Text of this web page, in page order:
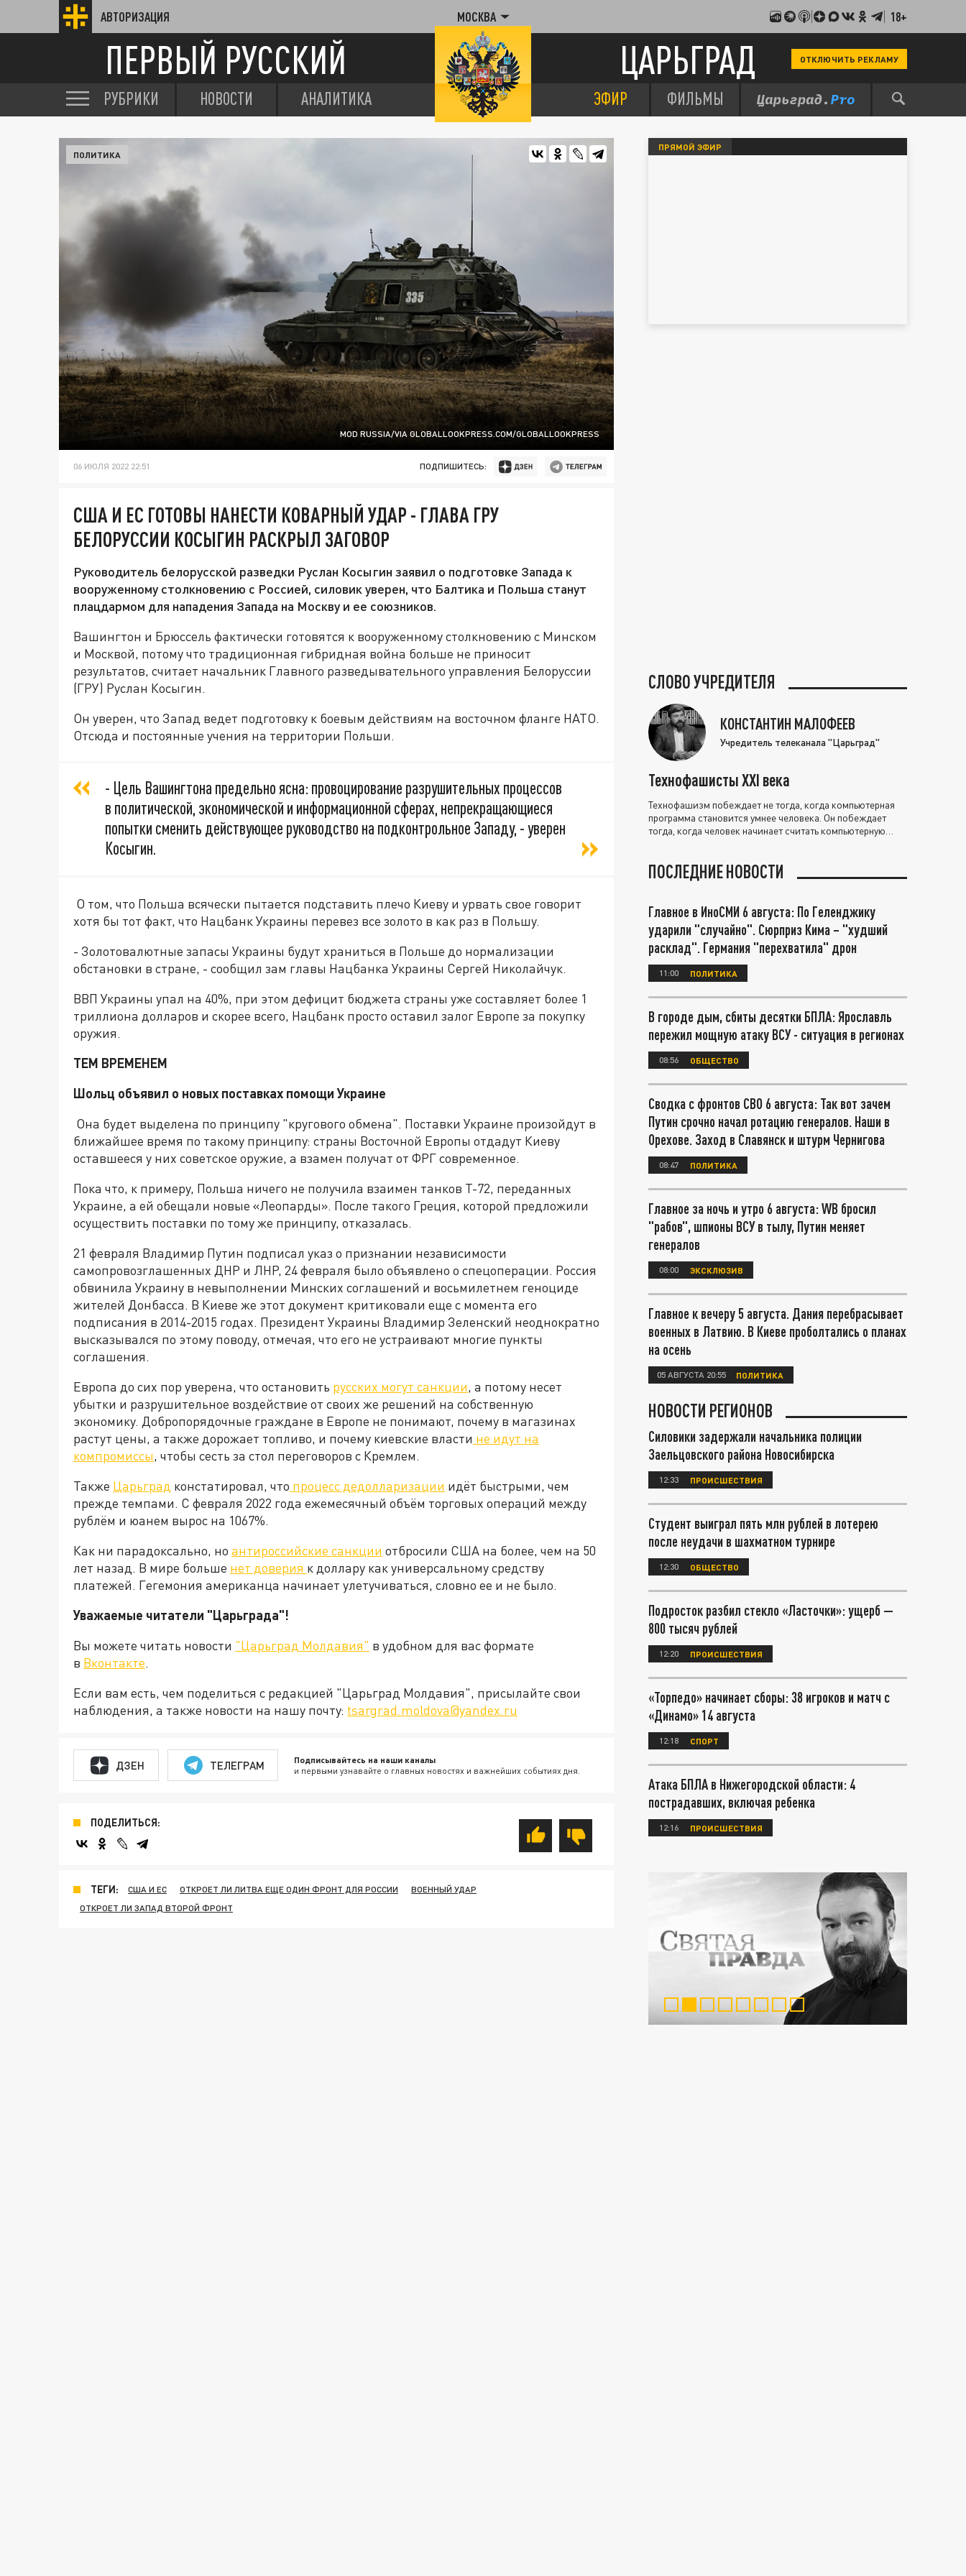
АВТОРИЗАЦИЯ МОСКВА 18+
ПЕРВЫЙ РУССКИЙ ЦАРЬГРАД ОТКЛЮЧИТЬ РЕКЛАМУ
РУБРИКИ НОВОСТИ АНАЛИТИКА ЭФИР ФИЛЬМЫ
MOD RUSSIA/VIA GLOBALLOOKPRESS.COM/GLOBALLOOKPRESS
ПОЛИТИКА
06 ИЮЛЯ 2022 22:51 ПОДПИШИТЕСЬ:
США И ЕС ГОТОВЫ НАНЕСТИ КОВАРНЫЙ УДАР - ГЛАВА ГРУ
БЕЛОРУССИИ КОСЫГИН РАСКРЫЛ ЗАГОВОР
Руководитель белорусской разведки Руслан Косыгин заявил о подготовке Запада к
вооруженному столкновению с Россией, силовик уверен, что Балтика и Польша станут
плацдармом для нападения Запада на Москву и ее союзников.
Вашингтон и Брюссель фактически готовятся к вооруженному столкновению с Минском
и Москвой, потому что традиционная гибридная война больше не приносит
результатов, считает начальник Главного разведывательного управления Белоруссии
(ГРУ) Руслан Косыгин.
Он уверен, что Запад ведет подготовку к боевым действиям на восточном фланге НАТО.
Отсюда и постоянные учения на территории Польши.
- Цель Вашингтона предельно ясна: провоцирование разрушительных процессов
в политической, экономической и информационной сферах, непрекращающиеся
попытки сменить действующее руководство на подконтрольное Западу, - уверен
Косыгин.
О том, что Польша всячески пытается подставить плечо Киеву и урвать свое говорит
хотя бы тот факт, что Нацбанк Украины перевез все золото в как раз в Польшу.
- Золотовалютные запасы Украины будут храниться в Польше до нормализации
обстановки в стране, - сообщил зам главы Нацбанка Украины Сергей Николайчук.
ВВП Украины упал на 40%, при этом дефицит бюджета страны уже составляет более 1
триллиона долларов и скорее всего, Нацбанк просто оставил залог Европе за покупку
оружия.
ТЕМ ВРЕМЕНЕМ
Шольц объявил о новых поставках помощи Украине
Она будет выделена по принципу "кругового обмена". Поставки Украине произойдут в
ближайшее время по такому принципу: страны Восточной Европы отдадут Киеву
оставшееся у них советское оружие, а взамен получат от ФРГ современное.
Пока что, к примеру, Польша ничего не получила взаимен танков Т-72, переданных
Украине, а ей обещали новые «Леопарды». После такого Греция, которой предложили
осуществить поставки по тому же принципу, отказалась.
21 февраля Владимир Путин подписал указ о признании независимости
самопровозглашенных ДНР и ЛНР, 24 февраля было объявлено о спецоперации. Россия
обвинила Украину в невыполнении Минских соглашений и восьмилетнем геноциде
жителей Донбасса. В Киеве же этот документ критиковали еще с момента его
подписания в 2014-2015 годах. Президент Украины Владимир Зеленский неоднократно
высказывался по этому поводу, отмечая, что его не устраивают многие пункты
соглашения.
Европа до сих пор уверена, что остановить русских могут санкции, а потому несет
убытки и разрушительное воздействие от своих же решений на собственную
экономику. Добропорядочные граждане в Европе не понимают, почему в магазинах
растут цены, а также дорожает топливо, и почему киевские власти не идут на
компромиссы, чтобы сесть за стол переговоров с Кремлем.
Также Царьград констатировал, что процесс дедолларизации идёт быстрыми, чем
прежде темпами. С февраля 2022 года ежемесячный объём торговых операций между
рублём и юанем вырос на 1067%.
Как ни парадоксально, но антироссийские санкции отбросили США на более, чем на 50
лет назад. В мире больше нет доверия к доллару как универсальному средству
платежей. Гегемония американца начинает улетучиваться, словно ее и не было.
Уважаемые читатели "Царьграда"!
Вы можете читать новости "Царьград Молдавия" в удобном для вас формате
в Вконтакте.
Если вам есть, чем поделиться с редакцией "Царьград Молдавия", присылайте свои
наблюдения, а также новости на нашу почту: tsargrad.moldova@yandex.ru
ДЗЕН ТЕЛЕГРАМ Подписывайтесь на наши каналы
и первыми узнавайте о главных новостях и важнейших событиях дня.
ПОДЕЛИТЬСЯ:
ТЕГИ: США И ЕС ОТКРОЕТ ЛИ ЛИТВА ЕЩЕ ОДИН ФРОНТ ДЛЯ РОССИИ
ВОЕННЫЙ УДАР
ОТКРОЕТ ЛИ ЗАПАД ВТОРОЙ ФРОНТ
ПРЯМОЙ ЭФИР
СЛОВО УЧРЕДИТЕЛЯ
КОНСТАНТИН МАЛОФЕЕВ
Учредитель телеканала "Царьград"
Технофашисты XXI века
Технофашизм побеждает не тогда, когда компьютерная
программа становится умнее человека. Он побеждает
тогда, когда человек начинает считать компьютерную
ПОСЛЕДНИЕ НОВОСТИ
Главное в ИноСМИ 6 августа: По Геленджику
ударили "случайно". Сюрприз Кима – "худший
расклад". Германия "перехватила" дрон
11:00 ПОЛИТИКА
В городе дым, сбиты десятки БПЛА: Ярославль
пережил мощную атаку ВСУ - ситуация в регионах
08:56 ОБЩЕСТВО
Сводка с фронтов СВО 6 августа: Так вот зачем
Путин срочно начал ротацию генералов. Наши в
Орехове. Заход в Славянск и штурм Чернигова
08:47 ПОЛИТИКА
Главное за ночь и утро 6 августа: WB бросил
"рабов", шпионы ВСУ в тылу, Путин меняет
генералов
08:00 ЭКСКЛЮЗИВ
Главное к вечеру 5 августа. Дания перебрасывает
военных в Латвию. В Киеве проболтались о планах
на осень
05 АВГУСТА 20:55 ПОЛИТИКА
НОВОСТИ РЕГИОНОВ
Силовики задержали начальника полиции
Заельцовского района Новосибирска
12:33 ПРОИСШЕСТВИЯ
Студент выиграл пять млн рублей в лотерею
после неудачи в шахматном турнире
12:30 ОБЩЕСТВО
Подросток разбил стекло «Ласточки»: ущерб —
800 тысяч рублей
12:20 ПРОИСШЕСТВИЯ
«Торпедо» начинает сборы: 38 игроков и матч с
«Динамо» 14 августа
12:18 СПОРТ
Атака БПЛА в Нижегородской области: 4
пострадавших, включая ребенка
12:16 ПРОИСШЕСТВИЯ